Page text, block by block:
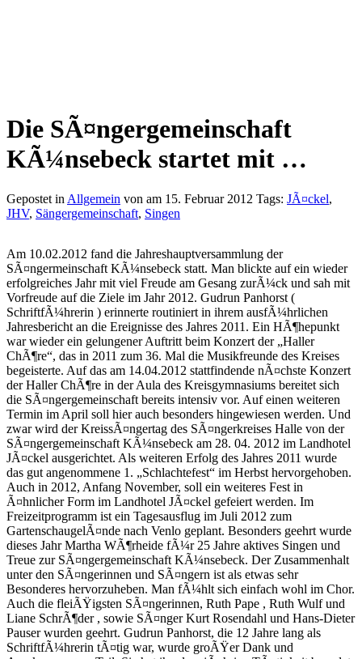
Die SÃ¤ngergemeinschaft
KÃ¼nsebeck startet mit …
Gepostet in Allgemein von am 15. Februar 2012 Tags: JÃ¤ckel,
JHV, Sängergemeinschaft, Singen
Am 10.02.2012 fand die Jahreshauptversammlung der
SÃ¤ngermeinschaft KÃ¼nsebeck statt. Man blickte auf ein wieder
erfolgreiches Jahr mit viel Freude am Gesang zurÃ¼ck und sah mit
Vorfreude auf die Ziele im Jahr 2012. Gudrun Panhorst (
SchriftfÃ¼hrerin ) erinnerte routiniert in ihrem ausfÃ¼hrlichen
Jahresbericht an die Ereignisse des Jahres 2011. Ein HÃ¶hepunkt
war wieder ein gelungener Auftritt beim Konzert der „Haller
ChÃ¶re“, das in 2011 zum 36. Mal die Musikfreunde des Kreises
begeisterte. Auf das am 14.04.2012 stattfindende nÃ¤chste Konzert
der Haller ChÃ¶re in der Aula des Kreisgymnasiums bereitet sich
die SÃ¤ngergemeinschaft bereits intensiv vor. Auf einen weiteren
Termin im April soll hier auch besonders hingewiesen werden. Und
zwar wird der KreissÃ¤ngertag des SÃ¤ngerkreises Halle von der
SÃ¤ngergemeinschaft KÃ¼nsebeck am 28. 04. 2012 im Landhotel
JÃ¤ckel ausgerichtet. Als weiteren Erfolg des Jahres 2011 wurde
das gut angenommene 1. „Schlachtefest“ im Herbst hervorgehoben.
Auch in 2012, Anfang November, soll ein weiteres Fest in
Ã¤hnlicher Form im Landhotel JÃ¤ckel gefeiert werden. Im
Freizeitprogramm ist ein Tagesausflug im Juli 2012 zum
GartenschaugelÃ¤nde nach Venlo geplant. Besonders geehrt wurde
dieses Jahr Martha WÃ¶rheide fÃ¼r 25 Jahre aktives Singen und
Treue zur SÃ¤ngergemeinschaft KÃ¼nsebeck. Der Zusammenhalt
unter den SÃ¤ngerinnen und SÃ¤ngern ist als etwas sehr
Besonderes hervorzuheben. Man fÃ¼hlt sich einfach wohl im Chor.
Auch die fleiÃŸigsten SÃ¤ngerinnen, Ruth Pape , Ruth Wulf und
Liane SchrÃ¶der , sowie SÃ¤nger Kurt Rosendahl und Hans-Dieter
Pauser wurden geehrt. Gudrun Panhorst, die 12 Jahre lang als
SchriftfÃ¼hrerin tÃ¤tig war, wurde groÃŸer Dank und